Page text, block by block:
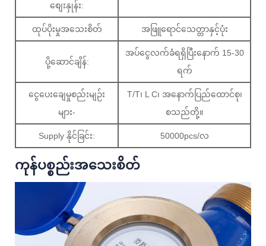
စျေးနှုန်း:
ထုပ်ပိုးမှုအသေးစိတ် အဖြူရောင်သေတ္တာနှင့်ပုံး
ပို့ဆောင်ချိန်:
အပ်ငွေလက်ခံရရှိပြီးနောက် 15-30
ရက်
ငွေပေးချေမှုစည်းမျဉ်း
များ-
T/T၊ L C၊ အနောက်ပြည်ထောင်စု၊
စသည်တို့။
Supply နိုင်ခြင်း: 50000pcs/လ
ကုန်ပစ္စည်းအသေးစိတ်